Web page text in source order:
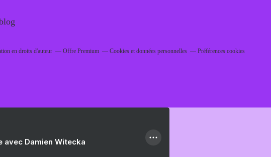
en droits d'auteur Offre Premium Cookies et données personnelles Préférences cookies
avec Damien Witecka